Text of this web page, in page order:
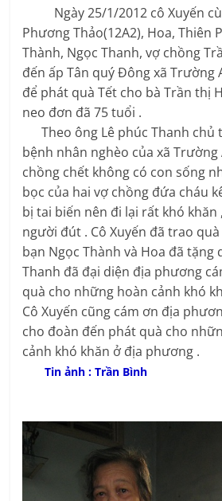
Ngày 25/1/2012 cô Xuyến
Phương Thảo(12A2), Hoa, Thiên
Thành, Ngọc Thanh, vợ chồng
đến ấp Tân quý Đông xã Trường
để phát quà Tết cho bà Trần thị
neo đơn đã 75 tuổi .
Theo ông Lê phúc Thanh chủ
bệnh nhân nghèo của xã Trường
chồng chết không có con sống
bọc của hai vợ chồng đứa cháu
bị tai biến nên đi lại rất khó khăn
người đút . Cô Xuyến đã trao quà
bạn Ngọc Thành và Hoa đã tặng
Thanh đã đại diện địa phương
quà cho những hoàn cảnh khó
Cô Xuyến cũng cám ơn địa
cho đoàn đến phát quà cho
cảnh khó khăn ở địa phương .
Tin ảnh : Trần Bình